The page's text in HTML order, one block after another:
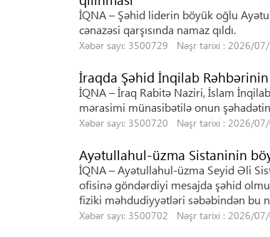
İQNA – Şəhid liderin böyük oğlu
cənazəsi qarşısında namaz qıldı.
Xəbər sayı: 3500729 Nəşr tarixi : 2026/
İraqda Şəhid İnqilab
İQNA – İraq Rabitə Naziri, İslam
mərasimi münasibətilə onun
Xəbər sayı: 3500720 Nəşr tarixi : 2026/
Ayətullahul-üzma Sistaninin
İQNA – Ayətullahul-üzma Seyid Əli
ofisinə göndərdiyi mesajda şəhid
fiziki məhdudiyyətləri səbəbindən bu
Xəbər sayı: 3500702 Nəşr tarixi : 2026/